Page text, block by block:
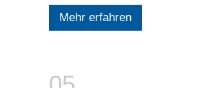
Mehr erfahren